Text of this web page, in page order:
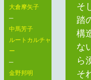
大倉摩矢子
─
中馬芳子
ルートカルチャ
ー
─
金野邦明
そ
踏
構
な
ら
そ